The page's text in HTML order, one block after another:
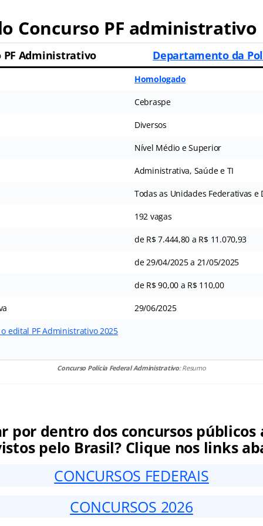
Concurso PF administrativo
PF Administrativo Departamento da
Homologado
Cebraspe
Diversos
Nível Médio e Superior
Administrativa, Saúde e TI
Todas as Unidades Federativas e
192 vagas
de R$ 7.444,80 a R$ 11.070,93
de 29/04/2025 a 21/05/2025
de R$ 90,00 a R$ 110,00
29/06/2025
edital PF Administrativo 2025
Concurso Polícia Federal Administrativo: Resumo
por dentro dos concursos públicos
pelo Brasil? Clique nos links
CONCURSOS FEDERAIS
CONCURSOS 2026